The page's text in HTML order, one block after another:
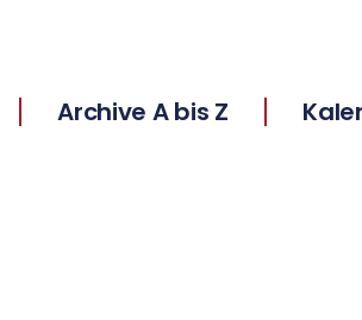
Archive A bis Z